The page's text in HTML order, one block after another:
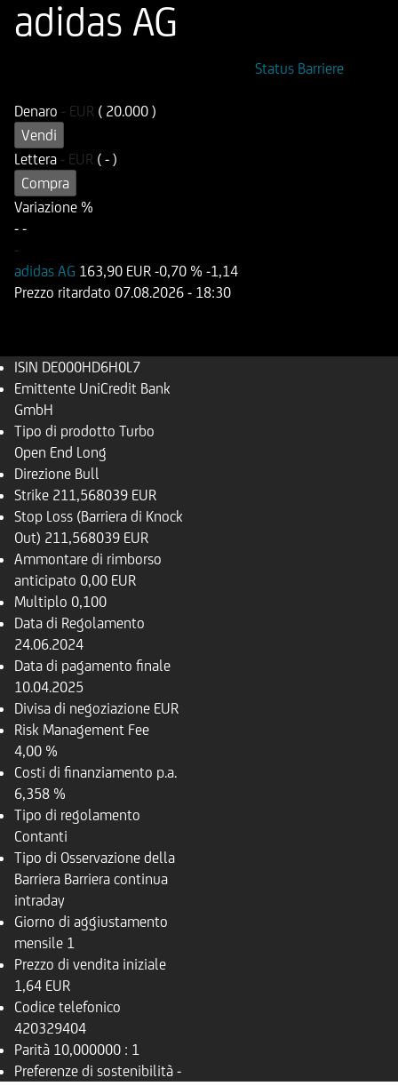
adidas AG
Status Barriere
Denaro - EUR ( 20.000 )
Vendi
Lettera - EUR ( - )
Compra
Variazione %
- -
-
adidas AG 163,90 EUR -0,70 % -1,14
Prezzo ritardato 07.08.2026 - 18:30
ISIN DE000HD6H0L7
Emittente UniCredit Bank
GmbH
Tipo di prodotto Turbo
Open End Long
Direzione Bull
Strike 211,568039 EUR
Stop Loss (Barriera di Knock
Out) 211,568039 EUR
Ammontare di rimborso
anticipato 0,00 EUR
Multiplo 0,100
Data di Regolamento
24.06.2024
Data di pagamento finale
10.04.2025
Divisa di negoziazione EUR
Risk Management Fee
4,00 %
Costi di finanziamento p.a.
6,358 %
Tipo di regolamento
Contanti
Tipo di Osservazione della
Barriera Barriera continua
intraday
Giorno di aggiustamento
mensile 1
Prezzo di vendita iniziale
1,64 EUR
Codice telefonico
420329404
Parità 10,000000 : 1
Preferenze di sostenibilità -